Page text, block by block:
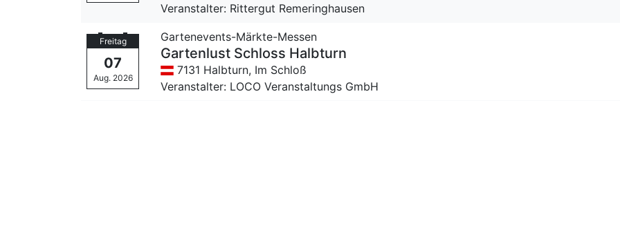
Veranstalter: Rittergut Remeringhausen
Freitag
07
Aug. 2026
Gartenevents-Märkte-Messen
Gartenlust Schloss Halbturn
7131 Halbturn, Im Schloß
Veranstalter: LOCO Veranstaltungs GmbH